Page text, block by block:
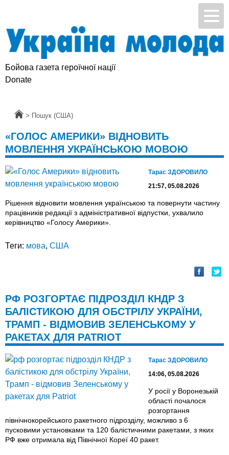
Бойова газета героїчної нації
Donate
Головна
> Пошук (США)
«ГОЛОС АМЕРИКИ» ВІДНОВИТЬ
МОВЛЕННЯ УКРАЇНСЬКОЮ МОВОЮ
Тарас ЗДОРОВИЛО
21:57, 05.08.2026
Рішення відновити мовлення українською та повернути частину
працівників редакції з адміністративної відпустки, ухвалило
керівництво «Голосу Америки».
Теги: мова, США
РФ РОЗГОРТАЄ ПІДРОЗДІЛ КНДР З
БАЛІСТИКОЮ ДЛЯ ОБСТРІЛУ УКРАЇНИ,
ТРАМП - ВІДМОВИВ ЗЕЛЕНСЬКОМУ У
РАКЕТАХ ДЛЯ PATRIOT
Тарас ЗДОРОВИЛО
14:06, 05.08.2026
У росії у Воронезькій
області почалося
розгортання
північнокорейського ракетного підрозділу, можливо з 6
пусковими установками та 120 балістичними ракетами, з яких
РФ вже отримала від Північної Кореї 40 ракет.